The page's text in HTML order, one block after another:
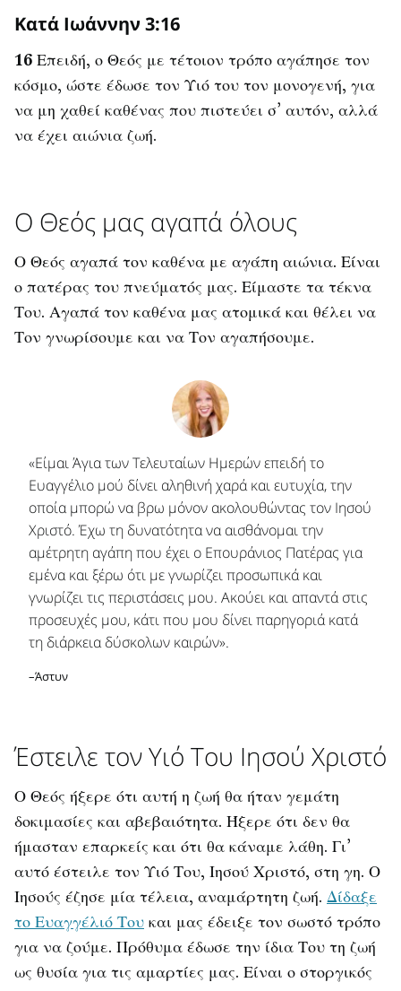
Κατά Ιωάννην 3:16
16 Επειδή, ο Θεός με τέτοιον τρόπο αγάπησε τον
κόσμο, ώστε έδωσε τον Υιό του τον μονογενή, για
να μη χαθεί καθένας που πιστεύει σ’ αυτόν, αλλά
να έχει αιώνια ζωή.
Ο Θεός μας αγαπά όλους
Ο Θεός αγαπά τον καθένα με αγάπη αιώνια. Είναι
ο πατέρας του πνεύματός μας. Είμαστε τα τέκνα
Του. Αγαπά τον καθένα μας ατομικά και θέλει να
Τον γνωρίσουμε και να Τον αγαπήσουμε.
«Είμαι Άγια των Τελευταίων Ημερών επειδή το
Ευαγγέλιο μού δίνει αληθινή χαρά και ευτυχία, την
οποία μπορώ να βρω μόνον ακολουθώντας τον Ιησού
Χριστό. Έχω τη δυνατότητα να αισθάνομαι την
αμέτρητη αγάπη που έχει ο Επουράνιος Πατέρας για
εμένα και ξέρω ότι με γνωρίζει προσωπικά και
γνωρίζει τις περιστάσεις μου. Ακούει και απαντά στις
προσευχές μου, κάτι που μου δίνει παρηγοριά κατά
τη διάρκεια δύσκολων καιρών».
–Άστυν
Έστειλε τον Υιό Του Ιησού Χριστό
Ο Θεός ήξερε ότι αυτή η ζωή θα ήταν γεμάτη
δοκιμασίες και αβεβαιότητα. Ήξερε ότι δεν θα
ήμασταν επαρκείς και ότι θα κάναμε λάθη. Γι’
αυτό έστειλε τον Υιό Του, Ιησού Χριστό, στη γη. Ο
Ιησούς έζησε μία τέλεια, αναμάρτητη ζωή. Δίδαξε
το Ευαγγέλιό Του και μας έδειξε τον σωστό τρόπο
για να ζούμε. Πρόθυμα έδωσε την ίδια Του τη ζωή
ως θυσία για τις αμαρτίες μας. Είναι ο στοργικός